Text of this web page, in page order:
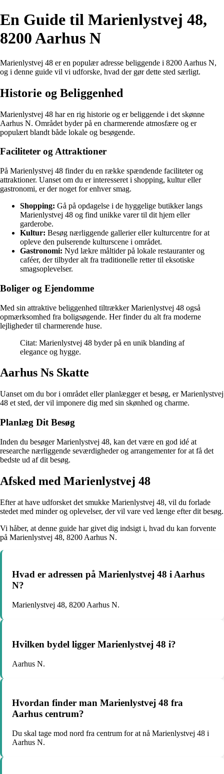
En Guide til Marienlystvej 48,
8200 Aarhus N
Marienlystvej 48 er en populær adresse beliggende i 8200 Aarhus N,
og i denne guide vil vi udforske, hvad der gør dette sted særligt.
Historie og Beliggenhed
Marienlystvej 48 har en rig historie og er beliggende i det skønne
Aarhus N. Området byder på en charmerende atmosfære og er
populært blandt både lokale og besøgende.
Faciliteter og Attraktioner
På Marienlystvej 48 finder du en række spændende faciliteter og
attraktioner. Uanset om du er interesseret i shopping, kultur eller
gastronomi, er der noget for enhver smag.
Shopping: Gå på opdagelse i de hyggelige butikker langs
Marienlystvej 48 og find unikke varer til dit hjem eller
garderobe.
Kultur: Besøg nærliggende gallerier eller kulturcentre for at
opleve den pulserende kulturscene i området.
Gastronomi: Nyd lækre måltider på lokale restauranter og
caféer, der tilbyder alt fra traditionelle retter til eksotiske
smagsoplevelser.
Boliger og Ejendomme
Med sin attraktive beliggenhed tiltrækker Marienlystvej 48 også
opmærksomhed fra boligsøgende. Her finder du alt fra moderne
lejligheder til charmerende huse.
Citat: Marienlystvej 48 byder på en unik blanding af
elegance og hygge.
Aarhus Ns Skatte
Uanset om du bor i området eller planlægger et besøg, er Marienlystvej
48 et sted, der vil imponere dig med sin skønhed og charme.
Planlæg Dit Besøg
Inden du besøger Marienlystvej 48, kan det være en god idé at
researche nærliggende seværdigheder og arrangementer for at få det
bedste ud af dit besøg.
Afsked med Marienlystvej 48
Efter at have udforsket det smukke Marienlystvej 48, vil du forlade
stedet med minder og oplevelser, der vil vare ved længe efter dit besøg.
Vi håber, at denne guide har givet dig indsigt i, hvad du kan forvente
på Marienlystvej 48, 8200 Aarhus N.
Hvad er adressen på Marienlystvej 48 i Aarhus
N?
Marienlystvej 48, 8200 Aarhus N.
Hvilken bydel ligger Marienlystvej 48 i?
Aarhus N.
Hvordan finder man Marienlystvej 48 fra
Aarhus centrum?
Du skal tage mod nord fra centrum for at nå Marienlystvej 48 i
Aarhus N.